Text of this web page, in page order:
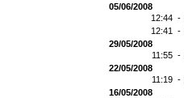
05/06/2008
12:44 -
12:41 -
29/05/2008
11:55 -
22/05/2008
11:19 -
16/05/2008